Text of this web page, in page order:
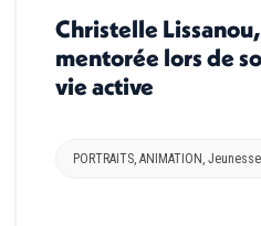
Christelle
mentorée lors de
vie active
PORTRAITS, ANIMATION, Jeunesse